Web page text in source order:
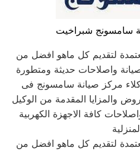
سامسونج شبراخيت
لتقديم كل ماهو افضل من
واصلاحات حديثة ومتطورة
مركز صيانة سامسونج فى
والمزايا المقدمة من الوكيل
كافة الاجهزة الكهربية
لتقديم كل ماهو افضل من